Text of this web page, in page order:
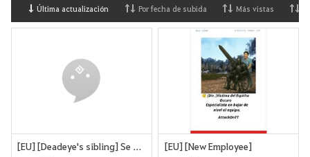
Última actualización Por fecha de subida Más vistas
[EU] [Deadeye's sibling] Se busca vivo preferiblemente [EU] [New Employee]